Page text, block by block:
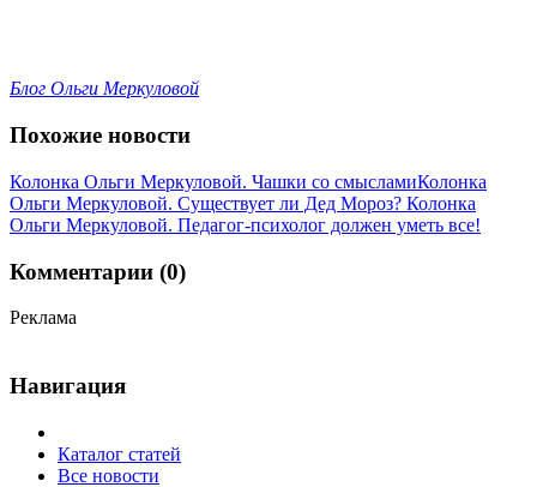
Блог Ольги Меркуловой
Похожие новости
Колонка Ольги Меркуловой. Чашки со смысламиКолонка
Ольги Меркуловой. Существует ли Дед Мороз? Колонка
Ольги Меркуловой. Педагог-психолог должен уметь все!
Комментарии (0)
Реклама
Навигация
Каталог статей
Все новости